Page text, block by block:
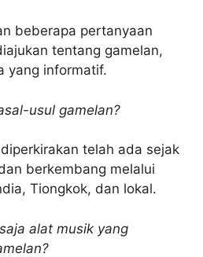
beberapa pertanyaan
tentang gamelan,
yang informatif.
usul gamelan?
telah ada sejak
berkembang melalui
Tiongkok, dan lokal.
alat musik yang